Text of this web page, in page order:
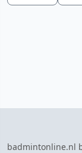
badmintonline.nl